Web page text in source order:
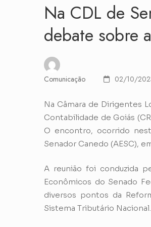
Na CDL de
debate sobre
Comunicação 02/10/
Na Câmara de Dirigentes
Contabilidade de Goiás
O encontro, ocorrido
Senador Canedo (AESC),
A reunião foi conduzida
Econômicos do Senado
diversos pontos da
Sistema Tributário Nacional.